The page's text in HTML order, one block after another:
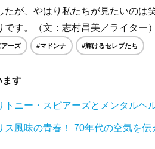
が、やはり私たちが見たいのは
す。（文：志村昌美／ライター）
ーズ #マドンナ #輝けるセレブたち
ます
ニー・スピアーズとメンタルヘ
ス風味の青春！ 70年代の空気を